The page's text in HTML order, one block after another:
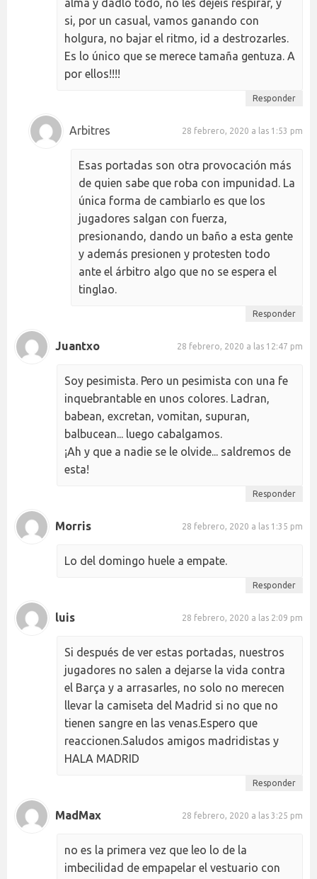
si, por un casual, vamos ganando con
holgura, no bajar el ritmo, id a destrozarles.
Es lo único que se merece tamaña gentuza. A
por ellos!!!!
Responder
Arbitres 28 febrero, 2020 a las 1:53 pm
Esas portadas son otra provocación más
de quien sabe que roba con impunidad. La
única forma de cambiarlo es que los
jugadores salgan con fuerza,
presionando, dando un baño a esta gente
y además presionen y protesten todo
ante el árbitro algo que no se espera el
tinglao.
Responder
Juantxo 28 febrero, 2020 a las 12:47 pm
Soy pesimista. Pero un pesimista con una fe
inquebrantable en unos colores. Ladran,
babean, excretan, vomitan, supuran,
balbucean... luego cabalgamos.
¡Ah y que a nadie se le olvide... saldremos de
esta!
Responder
Morris 28 febrero, 2020 a las 1:35 pm
Lo del domingo huele a empate.
Responder
luis 28 febrero, 2020 a las 2:09 pm
Si después de ver estas portadas, nuestros
jugadores no salen a dejarse la vida contra
el Barça y a arrasarles, no solo no merecen
llevar la camiseta del Madrid si no que no
tienen sangre en las venas.Espero que
reaccionen.Saludos amigos madridistas y
HALA MADRID
Responder
MadMax 28 febrero, 2020 a las 3:25 pm
no es la primera vez que leo lo de la
imbecilidad de empapelar el vestuario con